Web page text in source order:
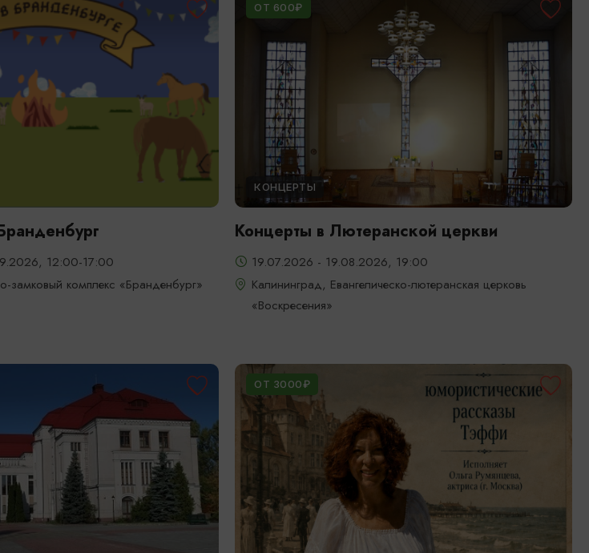
12:00-17:00
замковый комплекс «Бранденбург»
ОТ 600₽
КОНЦЕРТЫ
Концерты в Лютеранской церкви
19.07.2026 - 19.08.2026, 19:00
Калининград, Евангелическо-лютеранская церковь
«Воскресения»
ОТ 3000₽